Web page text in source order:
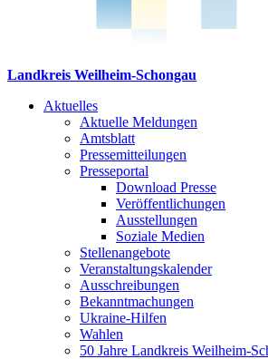
Landkreis Weilheim-Schongau
Aktuelles
Aktuelle Meldungen
Amtsblatt
Pressemitteilungen
Presseportal
Download Presse
Veröffentlichungen
Ausstellungen
Soziale Medien
Stellenangebote
Veranstaltungskalender
Ausschreibungen
Bekanntmachungen
Ukraine-Hilfen
Wahlen
50 Jahre Landkreis Weilheim-